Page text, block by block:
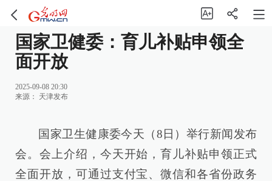
国家卫健委：育儿补贴申领全
面开放
2025-09-08 20:30
来源： 天津发布
国家卫生健康委今天（8日）举行新闻发布
会。会上介绍，今天开始，育儿补贴申领正式
全面开放，可通过支付宝、微信和各省份政务